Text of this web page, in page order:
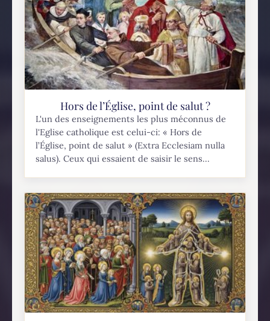
Hors de l’Église, point de salut ?
L'un des enseignements les plus méconnus de
l'Eglise catholique est celui-ci: « Hors de
l’Église, point de salut » (Extra Ecclesiam nulla
salus). Ceux qui essaient de saisir le sens...